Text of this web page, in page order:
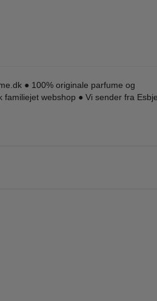
● 100% originale parfume og
webshop ● Vi sender fra